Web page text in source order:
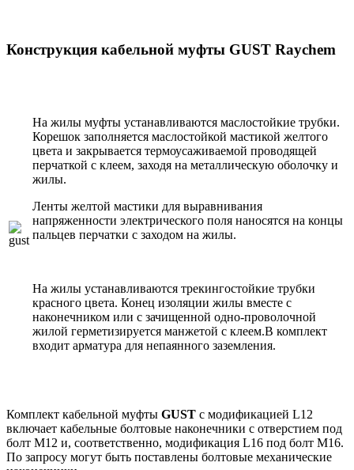
Конструкция кабельной муфты GUST Raychem
На жилы муфты устанавливаются маслостойкие трубки.
Корешок заполняется маслостойкой мастикой желтого
цвета и закрывается термоусаживаемой проводящей
перчаткой с клеем, заходя на металлическую оболочку и
жилы.
Ленты желтой мастики для выравнивания
напряженности электрического поля наносятся на концы
пальцев перчатки с заходом на жилы.
На жилы устанавливаются трекингостойкие трубки
красного цвета. Конец изоляции жилы вместе с
наконечником или с зачищенной одно-проволочной
жилой герметизируется манжетой с клеем.В комплект
входит арматура для непаянного заземления.
Комплект кабельной муфты GUST с модификацией L12
включает кабельные болтовые наконечники с отверстием под
болт М12 и, соответственно, модификация L16 под болт М16.
По запросу могут быть поставлены болтовые механические